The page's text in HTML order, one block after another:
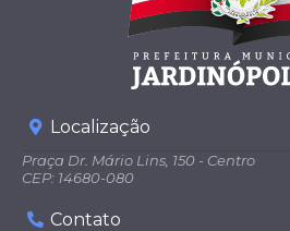
Localização
Praça Dr. Mário Lins, 150 - Centro
CEP: 14680-080
Contato